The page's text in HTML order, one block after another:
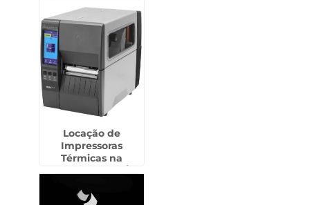
Locação de
Impressoras
Térmicas na